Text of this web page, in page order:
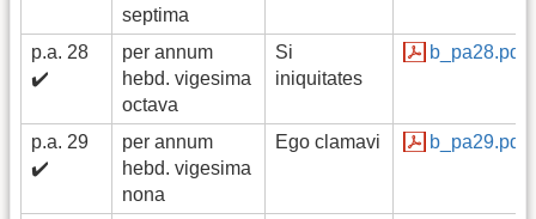
septima
p.a. 28
✔️
per annum
hebd. vigesima
octava
Si
iniquitates
b_pa28.pdf
p.a. 29
✔️
per annum
hebd. vigesima
nona
Ego clamavi b_pa29.pdf